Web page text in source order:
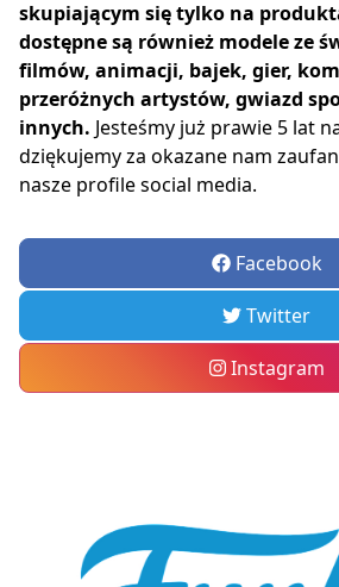
skupiającym się tylko na
dostępne są również modele ze
filmów, animacji, bajek, gier,
przeróżnych artystów, gwiazd
innych. Jesteśmy już prawie 5 lat
dziękujemy za okazane nam
nasze profile social media.
Facebook
Twitter
Instagram